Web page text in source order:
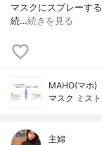
マスクにスプレーす
続…続きを見る
MAHO(マホ)
マスク ミスト
主婦